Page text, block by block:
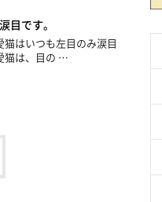
目です。
猫はいつも左目のみ涙目
猫は、目の …